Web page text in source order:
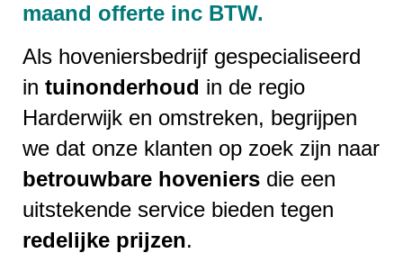
maand offerte inc BTW.
Als hoveniersbedrijf gespecialiseerd
in tuinonderhoud in de regio
Harderwijk en omstreken, begrijpen
we dat onze klanten op zoek zijn naar
betrouwbare hoveniers die een
uitstekende service bieden tegen
redelijke prijzen.